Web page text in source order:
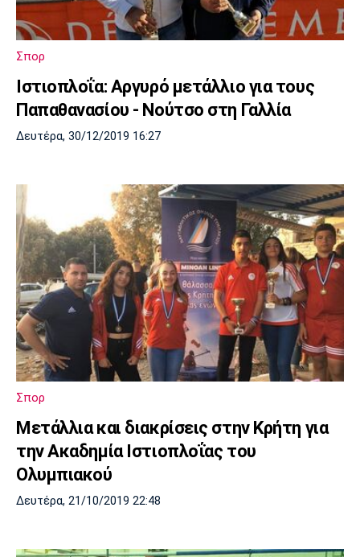
Σπορ
Ιστιοπλοΐα: Αργυρό μετάλλιο για τους
Παπαθανασίου - Νούτσο στη Γαλλία
Δευτέρα, 30/12/2019 16:27
Σπορ
Μετάλλια και διακρίσεις στην Κρήτη για
την Ακαδημία Ιστιοπλοΐας του
Ολυμπιακού
Δευτέρα, 21/10/2019 22:48